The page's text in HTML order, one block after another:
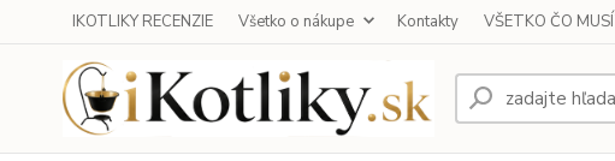
IKOTLIKY RECENZIE Všetko o nákupe Kontakty VŠETKO ČO